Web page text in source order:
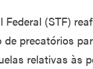
Federal (STF)
de precatórios
relativas às